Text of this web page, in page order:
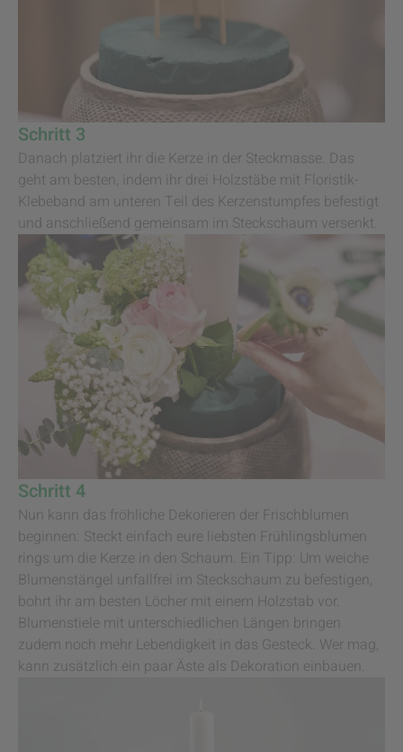
Schritt 3
Danach platziert ihr die Kerze in der Steckmasse. Das
geht am besten, indem ihr drei Holzstäbe mit Floristik-
Klebeband am unteren Teil des Kerzenstumpfes befestigt
und anschließend gemeinsam im Steckschaum versenkt.
Schritt 4
Nun kann das fröhliche Dekorieren der Frischblumen
beginnen: Steckt einfach eure liebsten Frühlingsblumen
rings um die Kerze in den Schaum. Ein Tipp: Um weiche
Blumenstängel unfallfrei im Steckschaum zu befestigen,
bohrt ihr am besten Löcher mit einem Holzstab vor.
Blumenstiele mit unterschiedlichen Längen bringen
zudem noch mehr Lebendigkeit in das Gesteck. Wer mag,
kann zusätzlich ein paar Äste als Dekoration einbauen.